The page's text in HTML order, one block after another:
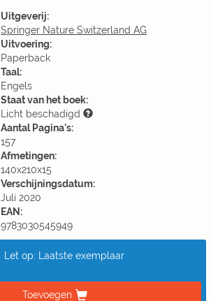
Uitgeverij:
Springer Nature Switzerland AG
Uitvoering:
Paperback
Taal:
Engels
Staat van het boek:
Licht beschadigd
Aantal Pagina's:
157
Afmetingen:
140x210x15
Verschijningsdatum:
Juli 2020
EAN:
9783030545949
Let op: Laatste exemplaar
Toevoegen